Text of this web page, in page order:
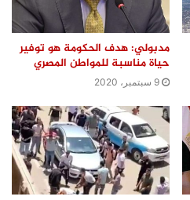
مدبولي: هدف الحكومة هو توفير
حياة مناسبة للمواطن المصري
9 سبتمبر، 2020